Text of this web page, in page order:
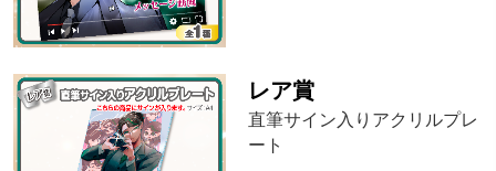
レア賞
直筆サイン入りアクリルプレ
ート